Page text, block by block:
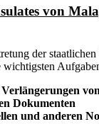
von
der
Dokumenten
und anderen